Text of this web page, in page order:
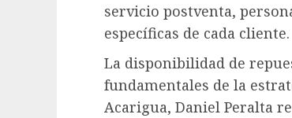
servicio postventa,
específicas de cada cliente.
La disponibilidad de
fundamentales de la
Acarigua, Daniel Peralta